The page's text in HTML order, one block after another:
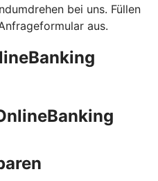
bei uns. Füllen
aus.